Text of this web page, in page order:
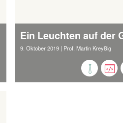
9. Oktober 2019 | Prof. Martin Kreyßig